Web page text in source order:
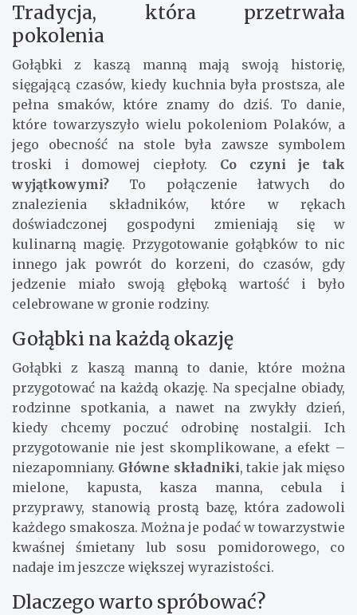
Tradycja, która przetrwała
pokolenia
Gołąbki z kaszą manną mają swoją historię,
sięgającą czasów, kiedy kuchnia była prostsza, ale
pełna smaków, które znamy do dziś. To danie,
które towarzyszyło wielu pokoleniom Polaków, a
jego obecność na stole była zawsze symbolem
troski i domowej ciepłoty. Co czyni je tak
wyjątkowymi? To połączenie łatwych do
znalezienia składników, które w rękach
doświadczonej gospodyni zmieniają się w
kulinarną magię. Przygotowanie gołąbków to nic
innego jak powrót do korzeni, do czasów, gdy
jedzenie miało swoją głęboką wartość i było
celebrowane w gronie rodziny.
Gołąbki na każdą okazję
Gołąbki z kaszą manną to danie, które można
przygotować na każdą okazję. Na specjalne obiady,
rodzinne spotkania, a nawet na zwykły dzień,
kiedy chcemy poczuć odrobinę nostalgii. Ich
przygotowanie nie jest skomplikowane, a efekt –
niezapomniany. Główne składniki, takie jak mięso
mielone, kapusta, kasza manna, cebula i
przyprawy, stanowią prostą bazę, która zadowoli
każdego smakosza. Można je podać w towarzystwie
kwaśnej śmietany lub sosu pomidorowego, co
nadaje im jeszcze większej wyrazistości.
Dlaczego warto spróbować?